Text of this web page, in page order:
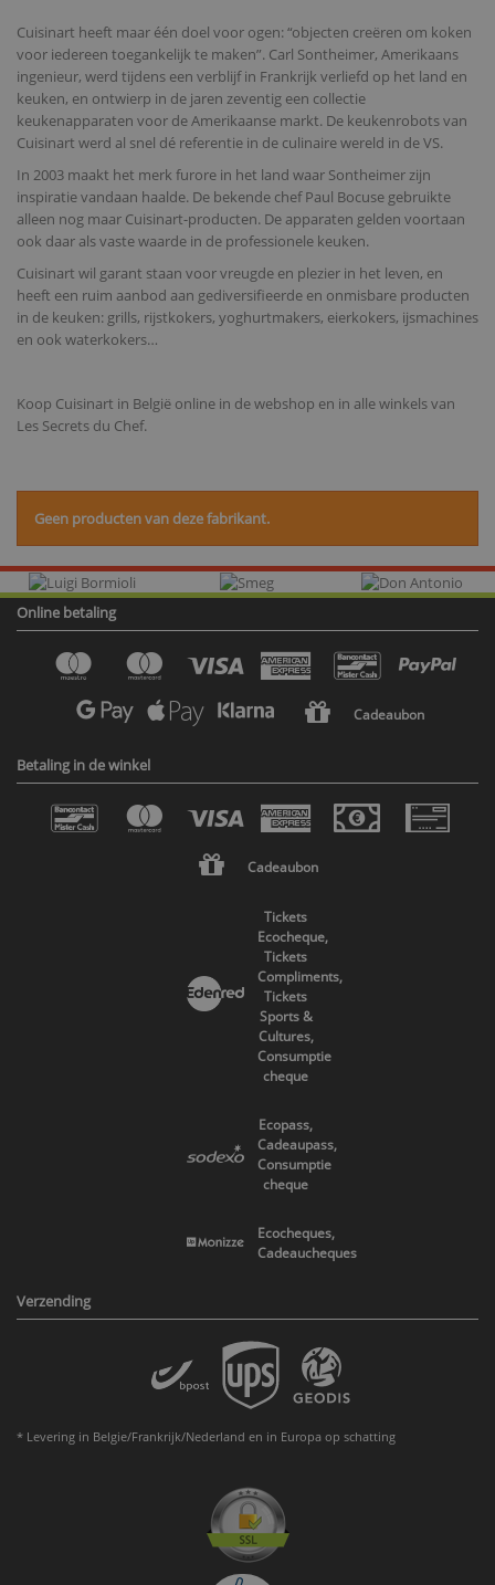
Cuisinart heeft maar één doel voor ogen: “objecten creëren om koken
voor iedereen toegankelijk te maken”. Carl Sontheimer, Amerikaans
ingenieur, werd tijdens een verblijf in Frankrijk verliefd op het land en
keuken, en ontwierp in de jaren zeventig een collectie
keukenapparaten voor de Amerikaanse markt. De keukenrobots van
Cuisinart werd al snel dé referentie in de culinaire wereld in de VS.
In 2003 maakt het merk furore in het land waar Sontheimer zijn
inspiratie vandaan haalde. De bekende chef Paul Bocuse gebruikte
alleen nog maar Cuisinart-producten. De apparaten gelden voortaan
ook daar als vaste waarde in de professionele keuken.
Cuisinart wil garant staan voor vreugde en plezier in het leven, en
heeft een ruim aanbod aan gediversifieerde en onmisbare producten
in de keuken: grills, rijstkokers, yoghurtmakers, eierkokers, ijsmachines
en ook waterkokers…
Koop Cuisinart in België online in de webshop en in alle winkels van
Les Secrets du Chef.
Geen producten van deze fabrikant.
Online betaling
Cadeaubon
Betaling in de winkel
Cadeaubon
Tickets
Ecocheque,
Tickets
Compliments,
Tickets
Sports &
Cultures,
Consumptie
cheque
Ecopass,
Cadeaupass,
Consumptie
cheque
Ecocheques,
Cadeaucheques
Verzending
* Levering in Belgie/Frankrijk/Nederland en in Europa op schatting